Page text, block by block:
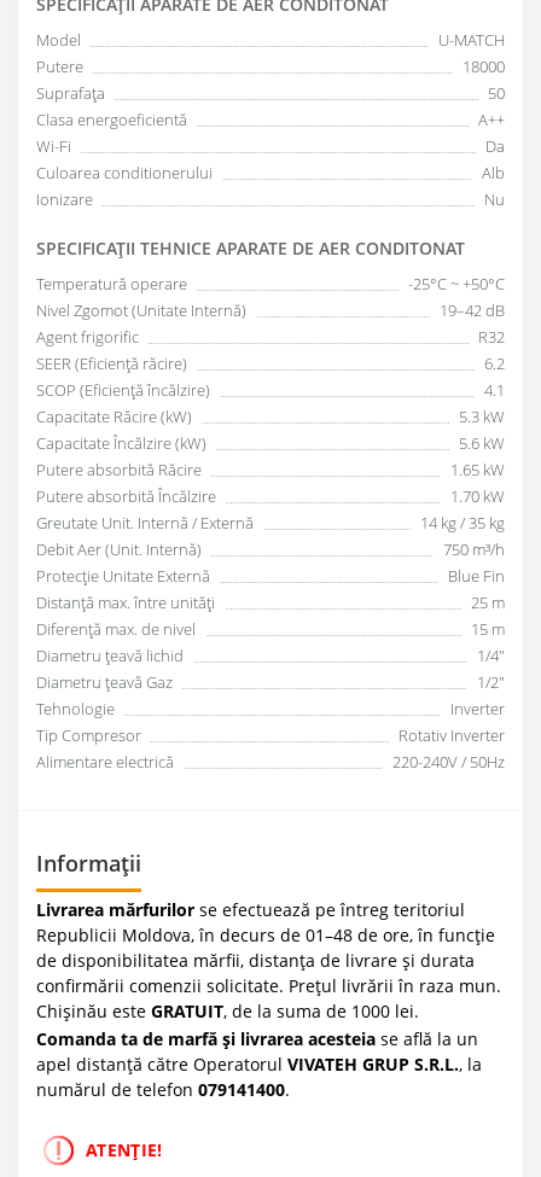
Model
U-MATCH
Putere
18000
Suprafața
50
Clasa energoeficientă
A++
Wi-Fi
Da
Culoarea conditionerului
Alb
Ionizare
Nu
SPECIFICAŢII TEHNICE APARATE DE AER CONDITONAT
Temperatură operare
-25°C ~ +50°C
Nivel Zgomot (Unitate Internă)
19–42 dB
Agent frigorific
R32
SEER (Eficiență răcire)
6.2
SCOP (Eficiență încălzire)
4.1
Capacitate Răcire (kW)
5.3 kW
Capacitate Încălzire (kW)
5.6 kW
Putere absorbită Răcire
1.65 kW
Putere absorbită Încălzire
1.70 kW
Greutate Unit. Internă / Externă
14 kg / 35 kg
Debit Aer (Unit. Internă)
750 m³/h
Protecție Unitate Externă
Blue Fin
Distanță max. între unități
25 m
Diferență max. de nivel
15 m
Diametru țeavă lichid
1/4"
Diametru țeavă Gaz
1/2"
Tehnologie
Inverter
Tip Compresor
Rotativ Inverter
Alimentare electrică
220-240V / 50Hz
Informații
Livrarea mărfurilor se efectuează pe întreg teritoriul
Republicii Moldova, în decurs de 01–48 de ore, în funcție
de disponibilitatea mărfii, distanța de livrare și durata
confirmării comenzii solicitate. Prețul livrării în raza mun.
Chișinău este GRATUIT, de la suma de 1000 lei.
Comanda ta de marfă și livrarea acesteia se află la un
apel distanță către Operatorul VIVATEH GRUP S.R.L., la
numărul de telefon 079141400.
ATENȚIE!